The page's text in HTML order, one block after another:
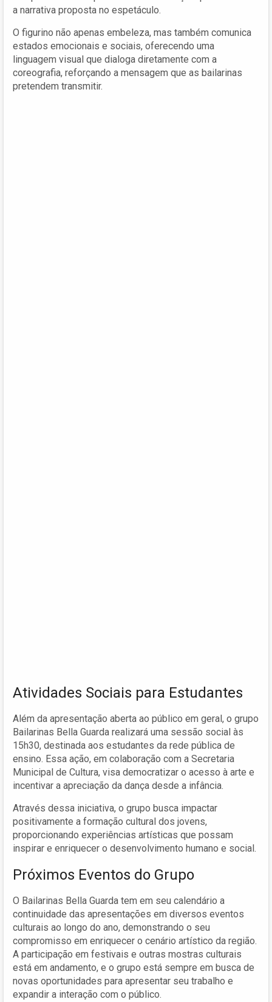
a narrativa proposta no espetáculo.
O figurino não apenas embeleza, mas também comunica
estados emocionais e sociais, oferecendo uma
linguagem visual que dialoga diretamente com a
coreografia, reforçando a mensagem que as bailarinas
pretendem transmitir.
Atividades Sociais para Estudantes
Além da apresentação aberta ao público em geral, o grupo
Bailarinas Bella Guarda realizará uma sessão social às
15h30, destinada aos estudantes da rede pública de
ensino. Essa ação, em colaboração com a Secretaria
Municipal de Cultura, visa democratizar o acesso à arte e
incentivar a apreciação da dança desde a infância.
Através dessa iniciativa, o grupo busca impactar
positivamente a formação cultural dos jovens,
proporcionando experiências artísticas que possam
inspirar e enriquecer o desenvolvimento humano e social.
Próximos Eventos do Grupo
O Bailarinas Bella Guarda tem em seu calendário a
continuidade das apresentações em diversos eventos
culturais ao longo do ano, demonstrando o seu
compromisso em enriquecer o cenário artístico da região.
A participação em festivais e outras mostras culturais
está em andamento, e o grupo está sempre em busca de
novas oportunidades para apresentar seu trabalho e
expandir a interação com o público.